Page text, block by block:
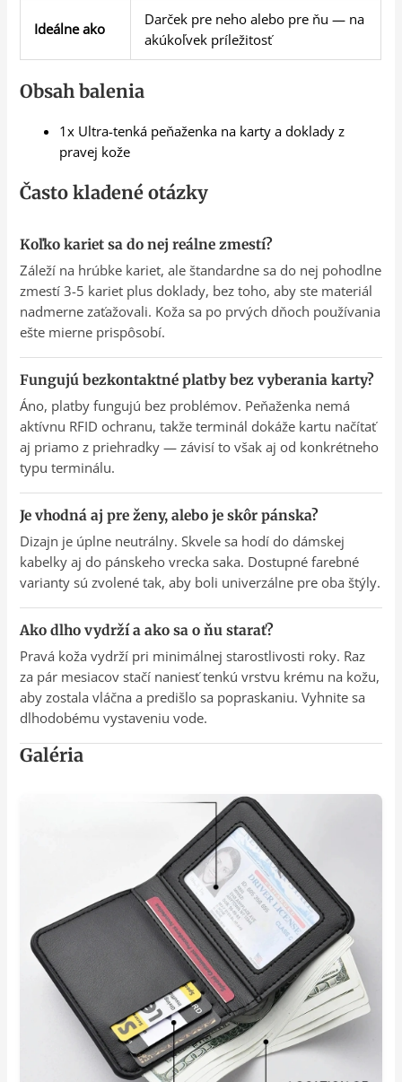
Ideálne ako
Darček pre neho alebo pre ňu — na
akúkoľvek príležitosť
Obsah balenia
1x Ultra-tenká peňaženka na karty a doklady z
pravej kože
Často kladené otázky
Koľko kariet sa do nej reálne zmestí?
Záleží na hrúbke kariet, ale štandardne sa do nej pohodlne
zmestí 3-5 kariet plus doklady, bez toho, aby ste materiál
nadmerne zaťažovali. Koža sa po prvých dňoch používania
ešte mierne prispôsobí.
Fungujú bezkontaktné platby bez vyberania karty?
Áno, platby fungujú bez problémov. Peňaženka nemá
aktívnu RFID ochranu, takže terminál dokáže kartu načítať
aj priamo z priehradky — závisí to však aj od konkrétneho
typu terminálu.
Je vhodná aj pre ženy, alebo je skôr pánska?
Dizajn je úplne neutrálny. Skvele sa hodí do dámskej
kabelky aj do pánskeho vrecka saka. Dostupné farebné
varianty sú zvolené tak, aby boli univerzálne pre oba štýly.
Ako dlho vydrží a ako sa o ňu starať?
Pravá koža vydrží pri minimálnej starostlivosti roky. Raz
za pár mesiacov stačí naniesť tenkú vrstvu krému na kožu,
aby zostala vláčna a predišlo sa popraskaniu. Vyhnite sa
dlhodobému vystaveniu vode.
Galéria